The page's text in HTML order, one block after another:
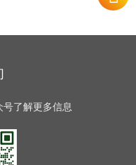
了解更多信息